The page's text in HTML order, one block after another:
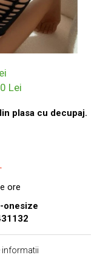
Lei
plasa cu decupaj.
ore
onesize
informatii